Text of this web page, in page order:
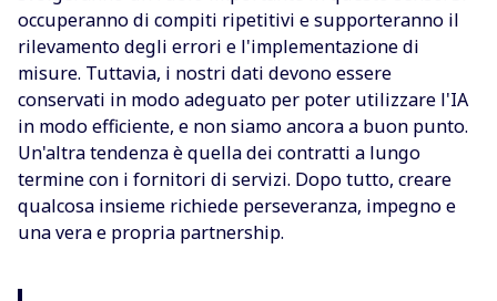
occuperanno di compiti ripetitivi e supporteranno il
rilevamento degli errori e l'implementazione di
misure. Tuttavia, i nostri dati devono essere
conservati in modo adeguato per poter utilizzare l'IA
in modo efficiente, e non siamo ancora a buon punto.
Un'altra tendenza è quella dei contratti a lungo
termine con i fornitori di servizi. Dopo tutto, creare
qualcosa insieme richiede perseveranza, impegno e
una vera e propria partnership.